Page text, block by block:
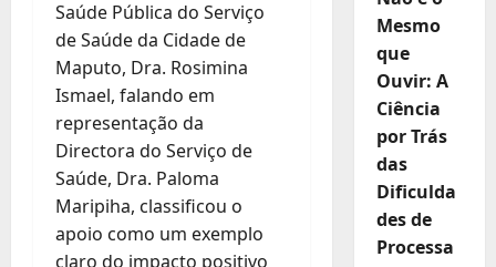
Saúde Pública do Serviço
de Saúde da Cidade de
Maputo, Dra. Rosimina
Ismael, falando em
representação da
Directora do Serviço de
Saúde, Dra. Paloma
Maripiha, classificou o
apoio como um exemplo
claro do impacto positivo
Mesmo
que
Ouvir: A
Ciência
por Trás
das
Dificulda
des de
Processa